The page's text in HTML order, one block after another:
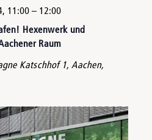
Hexenwerk und
Raum
11:00– 12:00
Katschhof 1, Aachen,